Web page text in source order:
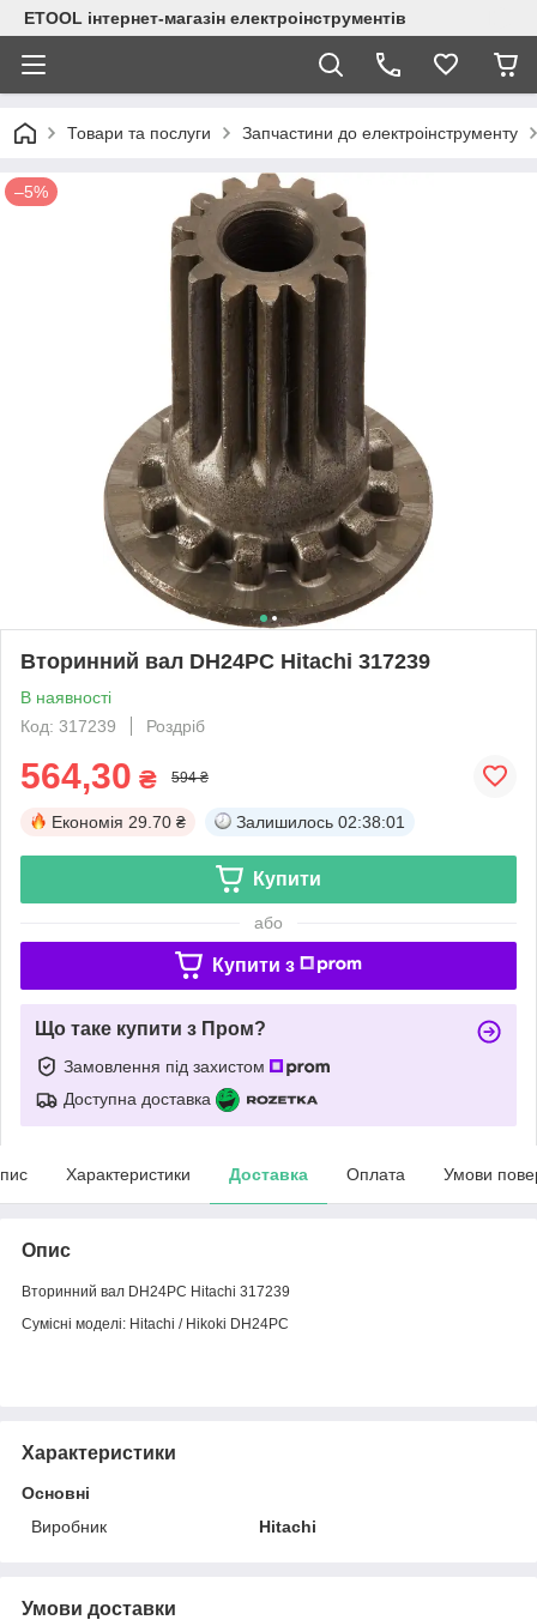
ETOOL інтернет-магазін електроінструментів
Товари та послуги Запчастини до електроінструменту
–5%
Вторинний вал DH24PC Hitachi 317239
В наявності
Код: 317239
Роздріб
564,30 ₴ 594 ₴
Економія 29.70 ₴ Залишилось 02:38:01
Купити
або
Купити з
Що таке купити з Пром?
Замовлення під захистом
Доступна доставка
Характеристики Доставка Оплата Умови
Опис
Вторинний вал DH24PC Hitachi 317239
Сумісні моделі: Hitachi / Hikoki DH24PC
Характеристики
Основні
Виробник
Hitachi
Умови доставки